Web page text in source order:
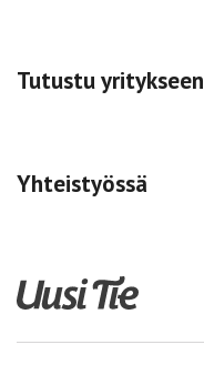
Tutustu yritykseen
Yhteistyössä